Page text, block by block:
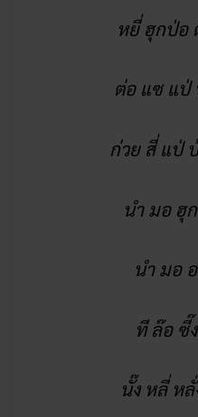
พั๊ว ซอ สี่
ต่อ แซ แป่
ก่วย สี่ แป่